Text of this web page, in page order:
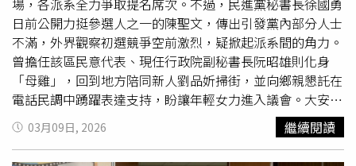
新調整與他人的連結方式。真正的轉變，將來自內在的釋
放。●天秤座這個星期天秤的感情與合作關係將成為焦點，
可能會重新思考一段關係的平衡，或遇到需要做出選擇的情
況。適合坦誠溝通，讓關係回到更健康的位置。好的關係，
是彼此互相成長。●天蠍座這星期天蠍的工作與生活節奏開
始變得忙碌，但也是建立新習慣的好時機。這週很適合重新
調整作息、開始運動或改善工作流程，會讓天蠍更有掌控
感。穩定的日常生活，就是最強的力量。●射手座這個星期
日前公開力挺參選人之一的陳聖文，傳出引發黨內部分人士
不滿，外界觀察初選競爭空前激烈，疑掀起派系間的角力。
曾擔任該區民意代表、現任行政院副秘書長阮昭雄則化身
「母雞」，回到地方陪同新人劉品妡掃街，並向鄉親懇託在
電話民調中踴躍表達支持，盼讓年輕女力進入議會。大安文
山選區選民結構長期呈現「藍大於綠」，民進黨在該區選舉
表現往往不如預期。以上屆市議員選舉為例，民進黨當時提
名5人參選，最終僅3人當選、2人落馬。為集中選票、爭取
03月09日, 2026 繼續閱讀